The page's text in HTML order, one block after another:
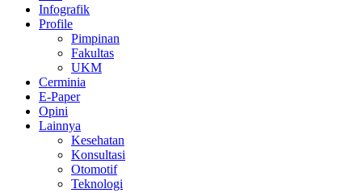
Infografik
Profile
Pimpinan
Fakultas
UKM
Cerminia
E-Paper
Opini
Lainnya
Kesehatan
Konsultasi
Otomotif
Teknologi